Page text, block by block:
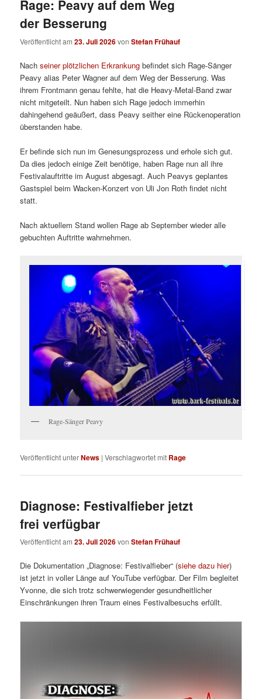
Rage: Peavy auf dem Weg
der Besserung
Veröffentlicht am23. Juli 2026vonStefan Frühauf
Nachseiner plötzlichen Erkrankung befindet sich Rage-Sänger
Peavy alias Peter Wagner auf dem Weg der Besserung. Was
ihrem Frontmann genau fehlte, hat die Heavy-Metal-Band zwar
nicht mitgeteilt. Nun haben sich Rage jedoch immerhin
dahingehend geäußert, dass Peavy seither eine Rückenoperation
überstanden habe.
Er befinde sich nun im Genesungsprozess und erhole sich gut.
Da dies jedoch einige Zeit benötige, haben Rage nun all ihre
Festivalauftritte im August abgesagt. Auch Peavys geplantes
Gastspiel beim Wacken-Konzert von Uli Jon Roth findet nicht
statt.
Nach aktuellem Stand wollen Rage ab September wieder alle
gebuchten Auftritte wahrnehmen.
Rage-Sänger Peavy
Veröffentlicht unterNews |Verschlagwortet mit Rage
Diagnose: Festivalfieber jetzt
frei verfügbar
Veröffentlicht am23. Juli 2026vonStefan Frühauf
Die Dokumentation „Diagnose: Festivalfieber“ (siehe dazu hier)
ist jetzt in voller Länge auf YouTube verfügbar. Der Film begleitet
Yvonne, die sich trotz schwerwiegender gesundheitlicher
Einschränkungen ihren Traum eines Festivalbesuchs erfüllt.